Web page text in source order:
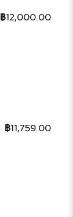
฿12,000.00
฿11,759.00